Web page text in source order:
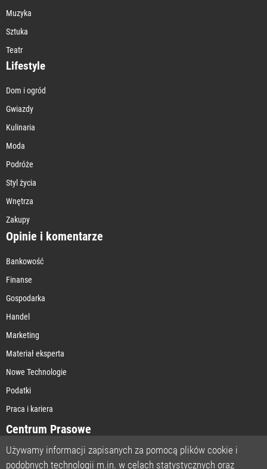
Muzyka
Sztuka
Teatr
Lifestyle
Dom i ogród
Gwiazdy
Kulinaria
Moda
Podróże
Styl życia
Wnętrza
Zakupy
Opinie i komentarze
Bankowość
Finanse
Gospodarka
Handel
Marketing
Materiał eksperta
Nowe Technologie
Podatki
Praca i kariera
Centrum Prasowe
Używamy informacji zapisanych za pomocą plików cookie i
podobnych technologii m.in. w celach statystycznych oraz